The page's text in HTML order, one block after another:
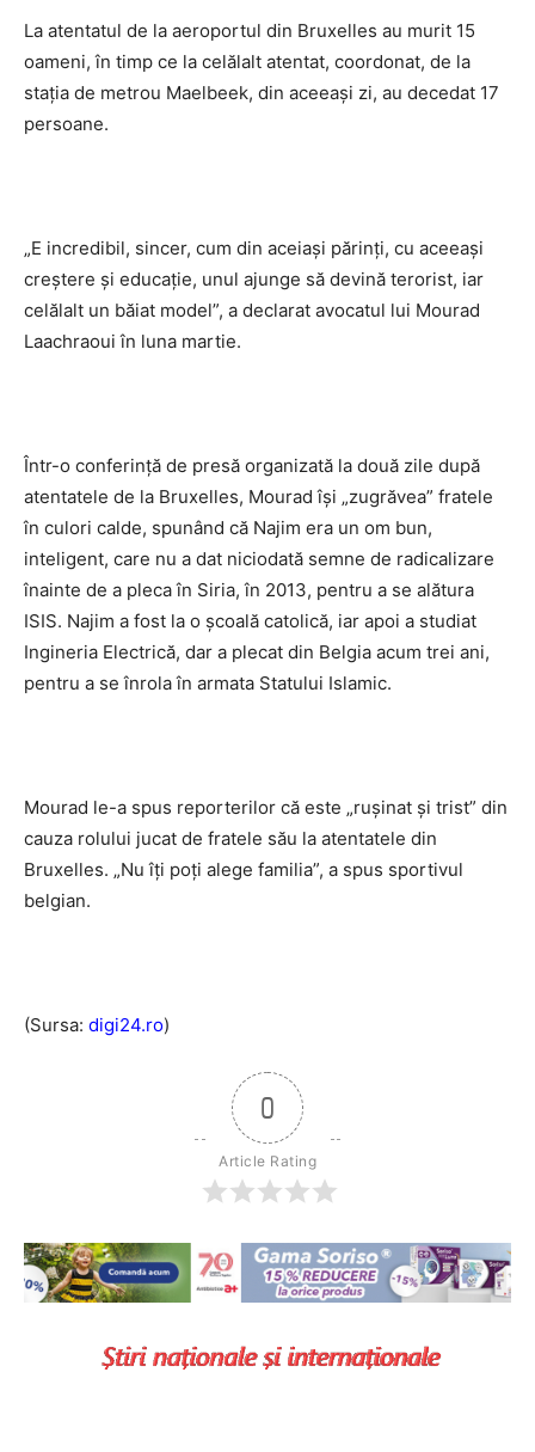
La atentatul de la aeroportul din Bruxelles au murit 15
oameni, în timp ce la celălalt atentat, coordonat, de la
stația de metrou Maelbeek, din aceeași zi, au decedat 17
persoane.
„E incredibil, sincer, cum din aceiași părinți, cu aceeași
creștere și educație, unul ajunge să devină terorist, iar
celălalt un băiat model”, a declarat avocatul lui Mourad
Laachraoui în luna martie.
Într-o conferință de presă organizată la două zile după
atentatele de la Bruxelles, Mourad își „zugrăvea” fratele
în culori calde, spunând că Najim era un om bun,
inteligent, care nu a dat niciodată semne de radicalizare
înainte de a pleca în Siria, în 2013, pentru a se alătura
ISIS. Najim a fost la o școală catolică, iar apoi a studiat
Ingineria Electrică, dar a plecat din Belgia acum trei ani,
pentru a se înrola în armata Statului Islamic.
Mourad le-a spus reporterilor că este „rușinat și trist” din
cauza rolului jucat de fratele său la atentatele din
Bruxelles. „Nu îți poți alege familia”, a spus sportivul
belgian.
(Sursa: digi24.ro)
0
Article Rating